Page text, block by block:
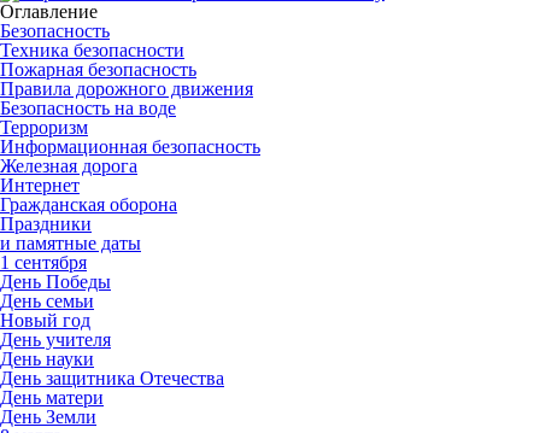
Оглавление
Безопасность
Техника безопасности
Пожарная безопасность
Правила дорожного движения
Безопасность на воде
Терроризм
Информационная безопасность
Железная дорога
Интернет
Гражданская оборона
Праздники
и памятные даты
1 сентября
День Победы
День семьи
Новый год
День учителя
День науки
День защитника Отечества
День матери
День Земли